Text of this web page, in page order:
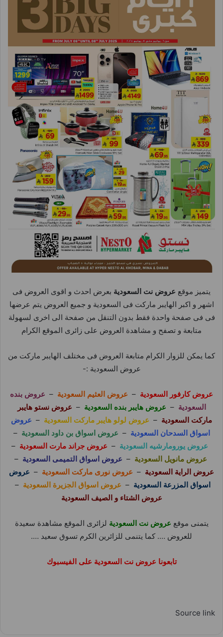
يتميز موقع عروض نت السعودية بعرض احدث و اقوى العروض فى
اشهر و اكبر الهايبر ماركت فى السعودية و جميع العروض يتم عرضها
فى فى صفحة واحدة فقط بدون التنقل من صفحة الى اخرى لسهولة
متابعة و تصفح و مشاهدة العروض على زائرى الموقع الكرام
كما يمكن للزوار الكرام متابعة العروض فى مختلف الهايبر ماركت من
عروض السعودية :-
عروض كارفور السعودية – عروض العثيم السعودية – عروض بنده
السعودية – عروض هايبر بنده السعودية – عروض نستو هايبر
ماركت السعودية – عروض لولو هايبر ماركت السعودية – عروض
اسواق السدحان السعودية – عروض اسواق بن داود السعودية –
عروض يورومارشيه السعودية – عروض جراند مارت السعودية –
عروض مانويل السعودية – عروض اسواق التميمى السعودية –
عروض الراية السعودية – عروض نورى ماركت السعودية – عروض
اسواق المزرعة السعودية – عروض اسواق الجزيرة السعودية –
عروض الشتاء و الصيف السعودية
يتمنى موقع عروض نت السعودية لزائرى الموقع مشاهدة سعيدة
للعروض …. كما يتنمى للزائرين الكرم تسوق سعيد ….
تابعونا عروض نت السعودية على الفيسبوك
Source link